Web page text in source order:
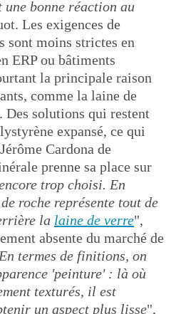
une bonne réaction au
Les exigences de
sont moins strictes en
ERP ou bâtiments
la principale raison
comme la laine de
solutions qui restent
expansé, ce qui
Cardona de
prenne sa place sur
trop choisi. En
roche représente tout de
la laine de verre",
absente du marché de
En termes de finitions, on
'peinture' : là où
texturés, il est
un aspect plus lisse",